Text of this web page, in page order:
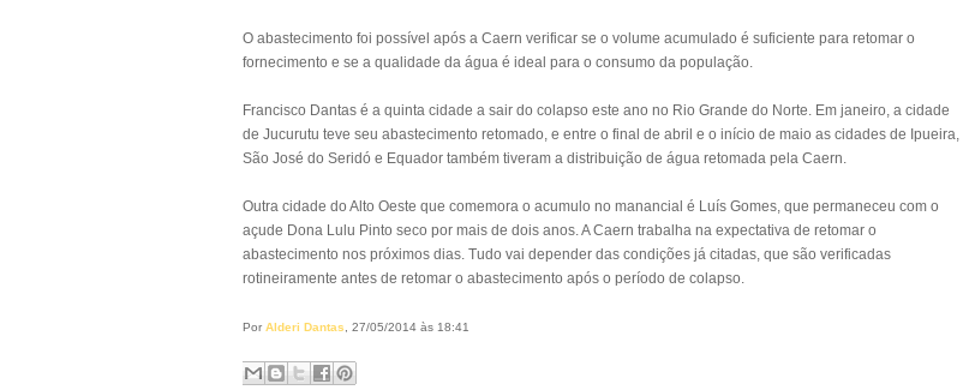
O abastecimento foi possível após a Caern verificar se o volume acumulado é suficiente para retomar o
fornecimento e se a qualidade da água é ideal para o consumo da população.
Francisco Dantas é a quinta cidade a sair do colapso este ano no Rio Grande do Norte. Em janeiro, a cidade
de Jucurutu teve seu abastecimento retomado, e entre o final de abril e o início de maio as cidades de Ipueira,
São José do Seridó e Equador também tiveram a distribuição de água retomada pela Caern.
Outra cidade do Alto Oeste que comemora o acumulo no manancial é Luís Gomes, que permaneceu com o
açude Dona Lulu Pinto seco por mais de dois anos. A Caern trabalha na expectativa de retomar o
abastecimento nos próximos dias. Tudo vai depender das condições já citadas, que são verificadas
rotineiramente antes de retomar o abastecimento após o período de colapso.
Por Alderi Dantas , 27/05/2014 às 18:41